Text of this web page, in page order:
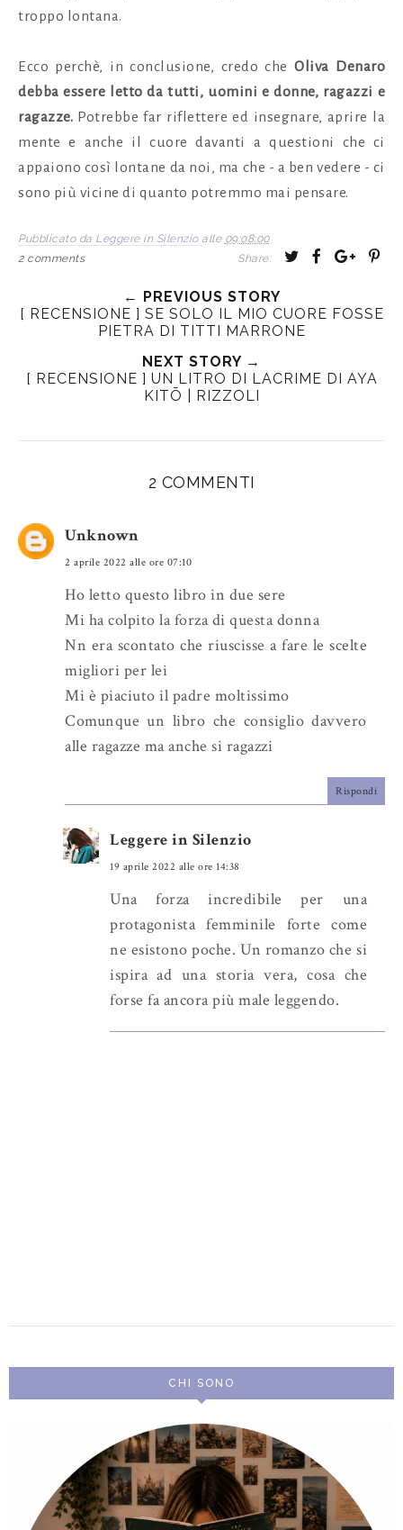
troppo lontana.
Ecco perchè, in conclusione, credo cheOliva Denaro
debba essere letto da tutti, uomini e donne, ragazzi e
ragazze. Potrebbe far riflettere ed insegnare, aprire la
mente e anche il cuore davanti a questioni che ci
appaiono così lontane da noi, ma che - a ben vedere - ci
sono più vicine di quanto potremmo mai pensare.
Pubblicato da Leggere in Silenzio alle 09:08:00
2 comments
Share:
T
e
T
h
s
r
O
n
a
r
O
n
o
← PREVIOUS STORY
[ RECENSIONE ] SE SOLO IL MIO CUORE FOSSE
PIETRA DI TITTI MARRONE
NEXT STORY →
[ RECENSIONE ] UN LITRO DI LACRIME DI AYA
KITŌ | RIZZOLI
2 COMMENTI
Unknown
2 aprile 2022 alle ore 07:10
Ho letto questo libro in due sere
Mi ha colpito la forza di questa donna
Nn era scontato che riuscisse a fare le scelte
migliori per lei
Mi è piaciuto il padre moltissimo
Comunque un libro che consiglio davvero
alle ragazze ma anche si ragazzi
Rispondi
Leggere in Silenzio
19 aprile 2022 alle ore 14:38
Una forza incredibile per una
protagonista femminile forte come
ne esistono poche. Un romanzo che si
ispira ad una storia vera, cosa che
forse fa ancora più male leggendo.
CHI SONO